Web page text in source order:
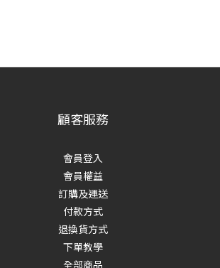
顧客服務
會員登入
會員權益
訂購及運送
付款方式
退換貨方式
下單教學
全部商品